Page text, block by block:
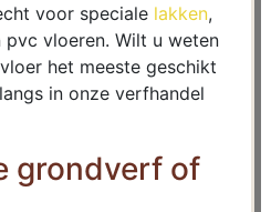
voor speciale lakken,
pvc vloeren. Wilt u weten
het meeste geschikt
in onze verfhandel
grondverf of